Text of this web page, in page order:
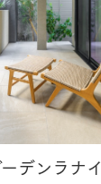
デンラナイ